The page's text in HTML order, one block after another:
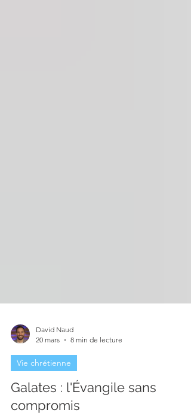
David Naud
20 mars
8 min de lecture
Vie chrétienne